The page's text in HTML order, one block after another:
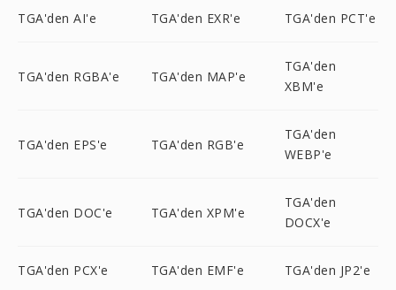
TGA'den AI'e TGA'den EXR'e TGA'den PCT'e
TGA'den RGBA'e TGA'den MAP'e
TGA'den
XBM'e
TGA'den EPS'e TGA'den RGB'e
TGA'den
WEBP'e
TGA'den DOC'e TGA'den XPM'e
TGA'den
DOCX'e
TGA'den PCX'e TGA'den EMF'e TGA'den JP2'e